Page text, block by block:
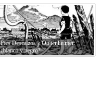
Pies Descalzos y Oppenheimer:
¿blanco y negro?